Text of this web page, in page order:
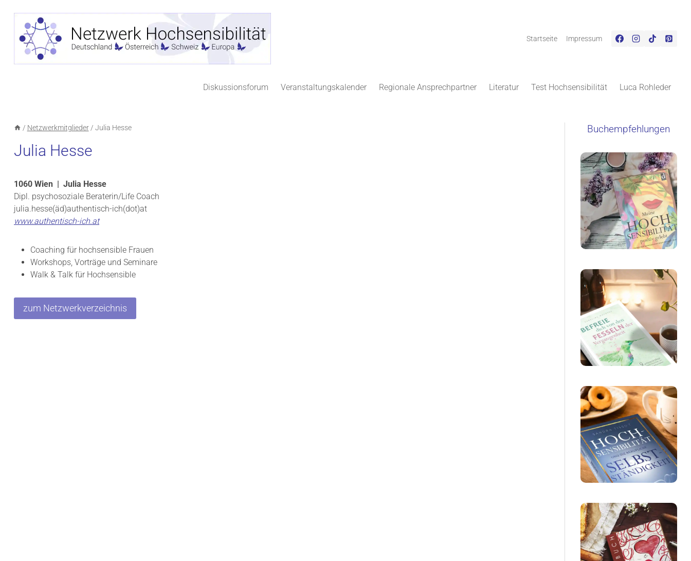
springen
Startseite Impressum
Diskussionsforum Veranstaltungskalender Regionale Ansprechpartner Literatur Test Hochsensibilität Luca Rohleder
/ Netzwerkmitglieder / Julia Hesse
Julia Hesse
1060 Wien | Julia Hesse
Dipl. psychosoziale Beraterin/Life Coach
julia.hesse(äd)authentisch-ich(dot)at
www.authentisch-ich.at
Coaching für hochsensible Frauen
Workshops, Vorträge und Seminare
Walk & Talk für Hochsensible
zum Netzwerkverzeichnis
Buchempfehlungen